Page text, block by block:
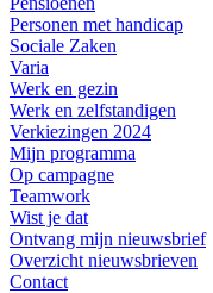
Personen met handicap
Sociale Zaken
Varia
Werk en gezin
Werk en zelfstandigen
Verkiezingen 2024
Mijn programma
Op campagne
Teamwork
Wist je dat
Ontvang mijn nieuwsbrief
Overzicht nieuwsbrieven
Contact